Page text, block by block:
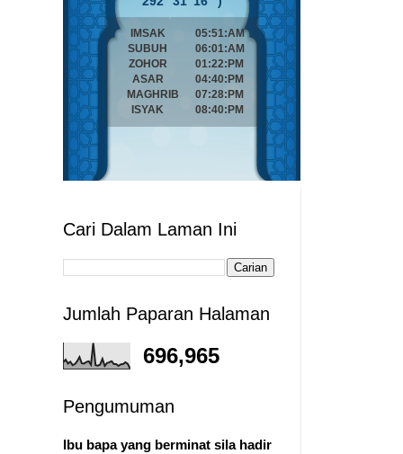
Cari Dalam Laman Ini
Jumlah Paparan Halaman
696,965
Pengumuman
Ibu bapa yang berminat sila hadir